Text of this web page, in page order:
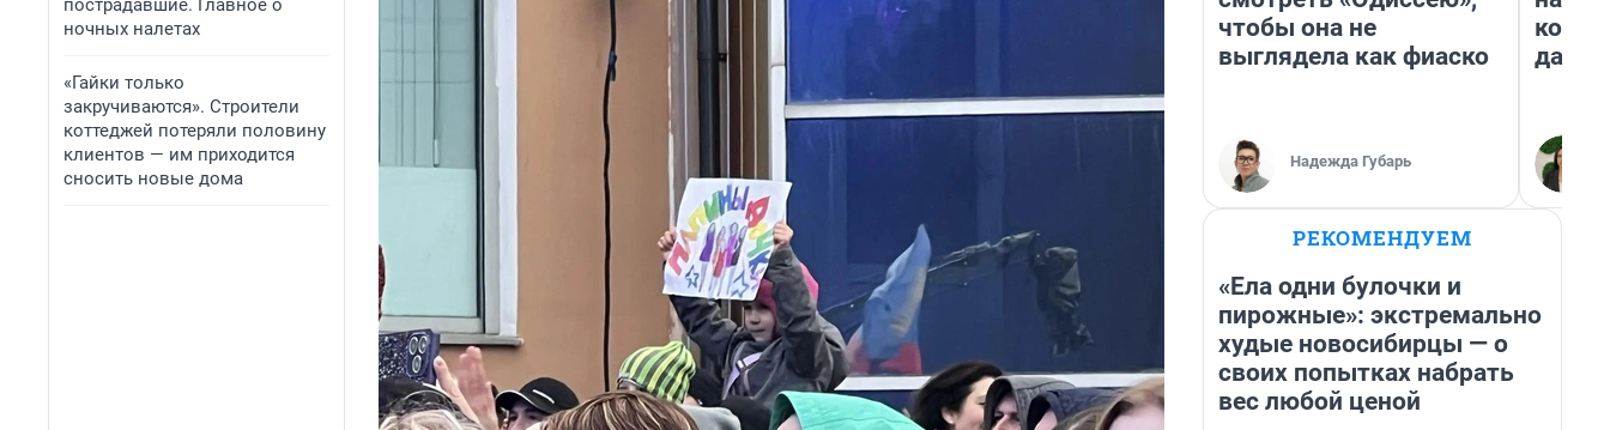
пострадавшие. Главное о
ночных налетах
«Гайки только
закручиваются». Строители
коттеджей потеряли половину
клиентов — им приходится
сносить новые дома
чтобы она не
выглядела как фиаско
Надежда Губарь
даже
РЕКОМЕНДУЕМ
«Ела одни булочки и
пирожные»: экстремально
худые новосибирцы — о
своих попытках набрать
вес любой ценой